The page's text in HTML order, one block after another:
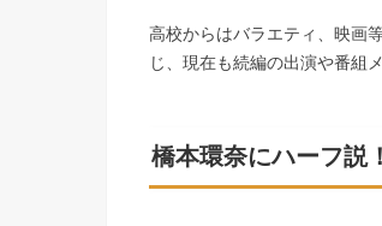
高校からはバラエティ、映画
じ、現在も続編の出演や番組
橋本環奈にハーフ説